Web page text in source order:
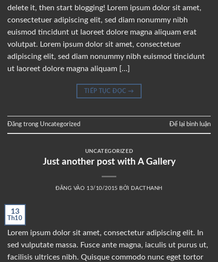
delete it, then start blogging! Lorem ipsum dolor sit amet,
consectetuer adipiscing elit, sed diam nonummy nibh
euismod tincidunt ut laoreet dolore magna aliquam erat
volutpat. Lorem ipsum dolor sit amet, consectetuer
adipiscing elit, sed diam nonummy nibh euismod tincidunt
ut laoreet dolore magna aliquam […]
TIẾP TỤC ĐỌC →
Đăng trong Uncategorized Để lại bình luận
UNCATEGORIZED
Just another post with A Gallery
ĐĂNG VÀO 13/10/2015 BỞI DACTHANH
13
Th10
Lorem ipsum dolor sit amet, consectetur adipiscing elit. In
sed vulputate massa. Fusce ante magna, iaculis ut purus ut,
facilisis ultrices nibh. Quisque commodo nunc eget tortor